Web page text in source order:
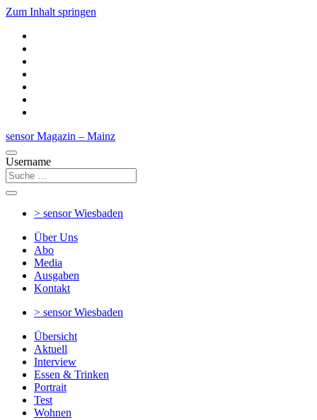
Zum Inhalt springen
sensor Magazin – Mainz
Username
> sensorWiesbaden
Über Uns
Abo
Media
Ausgaben
Kontakt
> sensorWiesbaden
Übersicht
Aktuell
Interview
Essen & Trinken
Portrait
Test
Wohnen